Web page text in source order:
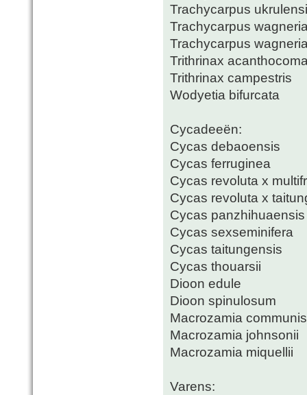
Trachycarpus
Trachycarpus
Trachycarpus
Trithrinax
Trithrinax campestris
Wodyetia bifurcata
Cycadeeën:
Cycas debaoensis
Cycas ferruginea
Cycas revoluta x
Cycas revoluta x
Cycas panzhihuaensis
Cycas sexseminifera
Cycas taitungensis
Cycas thouarsii
Dioon edule
Dioon spinulosum
Macrozamia communis
Macrozamia johnsonii
Macrozamia miquellii
Varens: